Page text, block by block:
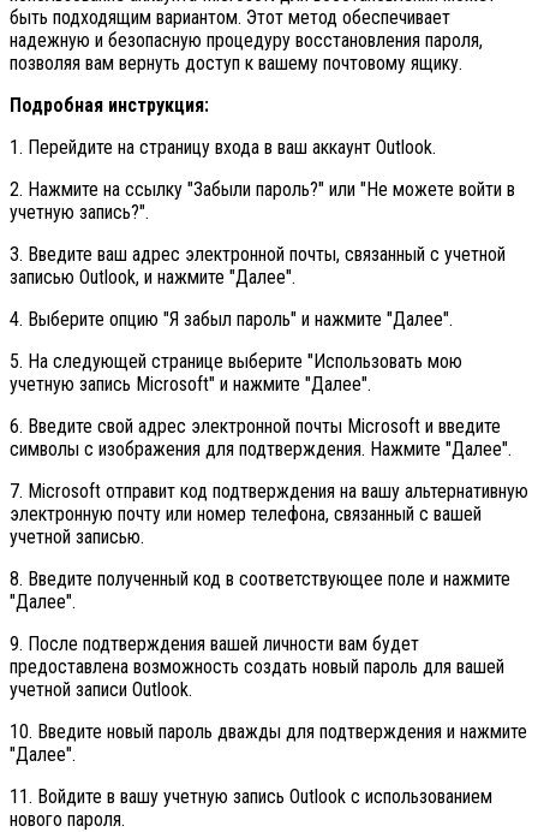
быть подходящим вариантом. Этот метод обеспечивает
надежную и безопасную процедуру восстановления пароля,
позволяя вам вернуть доступ к вашему почтовому ящику.
Подробная инструкция:
1. Перейдите на страницу входа в ваш аккаунт Outlook.
2. Нажмите на ссылку "Забыли пароль?" или "Не можете войти в
учетную запись?".
3. Введите ваш адрес электронной почты, связанный с учетной
записью Outlook, и нажмите "Далее".
4. Выберите опцию "Я забыл пароль" и нажмите "Далее".
5. На следующей странице выберите "Использовать мою
учетную запись Microsoft" и нажмите "Далее".
6. Введите свой адрес электронной почты Microsoft и введите
символы с изображения для подтверждения. Нажмите "Далее".
7. Microsoft отправит код подтверждения на вашу альтернативную
электронную почту или номер телефона, связанный с вашей
учетной записью.
8. Введите полученный код в соответствующее поле и нажмите
"Далее".
9. После подтверждения вашей личности вам будет
предоставлена возможность создать новый пароль для вашей
учетной записи Outlook.
10. Введите новый пароль дважды для подтверждения и нажмите
"Далее".
11. Войдите в вашу учетную запись Outlook с использованием
нового пароля.